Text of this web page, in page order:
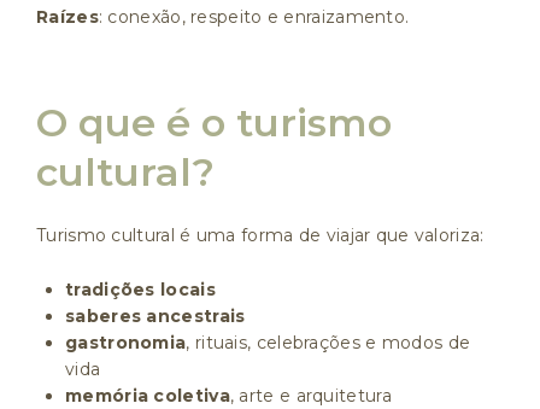
Raízes: conexão, respeito e enraizamento.
O que é o turismo
cultural?
Turismo cultural é uma forma de viajar que valoriza:
tradições locais
saberes ancestrais
gastronomia, rituais, celebrações e modos de
vida
memória coletiva, arte e arquitetura